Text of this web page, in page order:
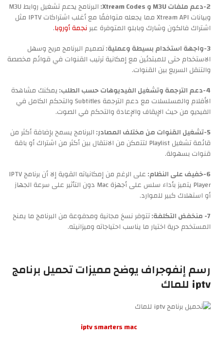
2-دعم ملفات M3U و Xtream Codes:
البرنامج يدعم تشغيل روابط M3U
وبيانات Xtream API مما يجعله متوافقًا مع أغلب اشتراكات IPTV مثل
اشتراك فالكون وشارك وبابلو المتوفرة عبرنجمة أوروبا.
3-واجهة استخدام بسيطة وعملية:
تصميم البرنامج مريح وسهل
الاستخدام حتى للمبتدئين مع إمكانية ترتيب القنوات في قوائم مخصصة
والتنقل السريع بين القنوات.
4-دعم الترجمة وتشغيل الفيديوهات حسب الطلب:
يمكنك مشاهدة
الأفلام والمسلسلات مع دعم الترجمة Subtitles والتحكم الكامل في
الفيديو من حيث الإيقاف والإعادة والتحكم في الصوت.
5-تشغيل القنوات من مختلف المصادر:
البرنامج يسمح بإضافة أكثر من
قائمة تشغيل Playlist لتتمكن من الانتقال بين أكثر من اشتراك أو باقة
قنوات بسهولة.
6-خفيف على النظام:
على الرغم من إمكانياته القوية إلا أن برنامج IPTV
Player يتميز بأداء سلس على أجهزة Mac دون التأثير على سرعة الجهاز
أو استهلاك كبير للموارد.
7- منخفض التكلفة:
تتوفر نسخ مجانية ومدفوعة من البرنامج ما يمنح
المستخدم حرية اختيار ما يناسب احتياجاته وميزانيته.
رسم إنفوجراف يوضح مميزات تحميل برنامج
iptv للماك
iptv smarters mac